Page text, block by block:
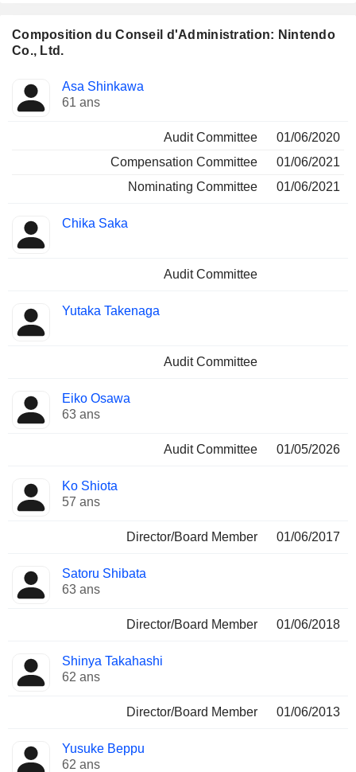
Composition du Conseil d'Administration: Nintendo
Co., Ltd.
Administrateur Comités
Asa Shinkawa
61 ans
Audit Committee
01/06/2020
Compensation Committee
01/06/2021
Nominating Committee
01/06/2021
Chika Saka
Audit Committee
Yutaka Takenaga
Audit Committee
Eiko Osawa
63 ans
Audit Committee 01/05/2026
Ko Shiota
57 ans
Director/Board Member 01/06/2017
Satoru Shibata
63 ans
Director/Board Member 01/06/2018
Shinya Takahashi
62 ans
Director/Board Member 01/06/2013
Yusuke Beppu
62 ans